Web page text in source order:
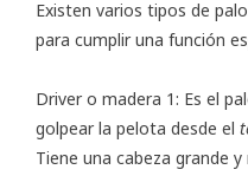
Existen varios tipos de
para cumplir una función
Driver o madera 1: Es el
golpear la pelota desde el
Tiene una cabeza grande